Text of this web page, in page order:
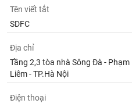
Tên viết tắt
SDFC
Địa chỉ
Tầng 2,3 tòa nhà Sông Đà -
Liêm - TP.Hà Nội
Điện thoại